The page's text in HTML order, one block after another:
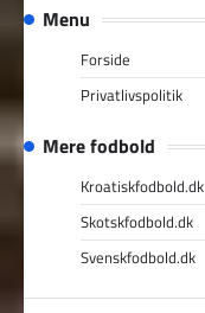
Menu
Forside
Privatlivspolitik
Mere fodbold
Kroatiskfodbold.dk
Skotskfodbold.dk
Svenskfodbold.dk